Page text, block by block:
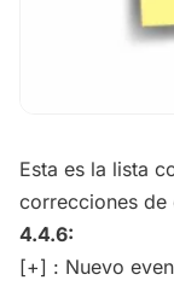
Esta es la lista
correcciones de
4.4.6:
[+] : Nuevo